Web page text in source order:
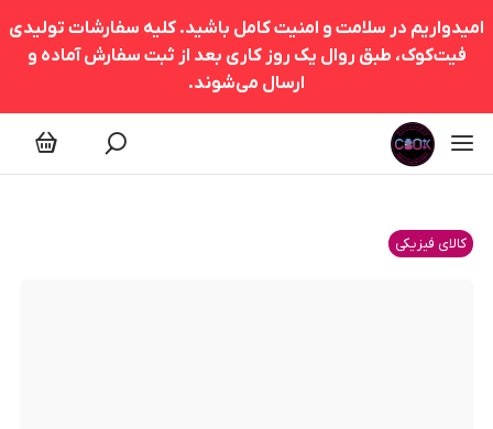
امیدواریم در سلامت و امنیت کامل باشید. کلیه سفارشات تولیدی
فیت‌کوک، طبق روال یک روز کاری بعد از ثبت سفارش آماده و
ارسال می‌شوند.
کالای فیزیکی